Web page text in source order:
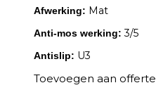
Afwerking: Mat
Anti-mos werking: 3/5
Antislip: U3
Toevoegen aan offerte